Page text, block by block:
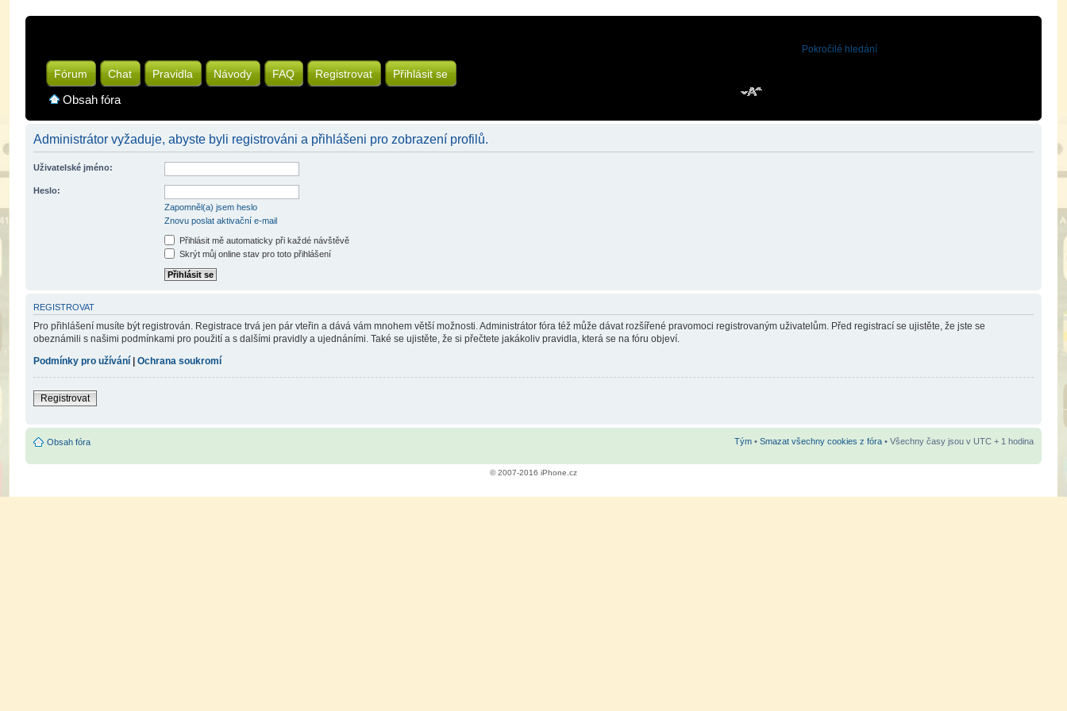
Fórum Chat Pravidla Návody FAQ Registrovat Přihlásit se
Obsah fóra
Pokročilé hledání
Administrátor vyžaduje, abyste byli registrováni a přihlášeni pro zobrazení profilů.
Uživatelské jméno:
Heslo:
Zapomněl(a) jsem heslo
Znovu poslat aktivační e-mail
Přihlásit mě automaticky při každé návštěvě
Skrýt můj online stav pro toto přihlášení
REGISTROVAT
Pro přihlášení musíte být registrován. Registrace trvá jen pár vteřin a dává vám mnohem větší možnosti. Administrátor fóra též může dávat rozšířené pravomoci registrovaným uživatelům. Před registrací se ujistěte, že jste se
obeznámili s našimi podmínkami pro použití a s dalšími pravidly a ujednáními. Také se ujistěte, že si přečtete jakákoliv pravidla, která se na fóru objeví.
Podmínky pro užívání | Ochrana soukromí
Registrovat
Obsah fóra Tým • Smazat všechny cookies z fóra • Všechny časy jsou v UTC + 1 hodina
© 2007-2016 iPhone.cz